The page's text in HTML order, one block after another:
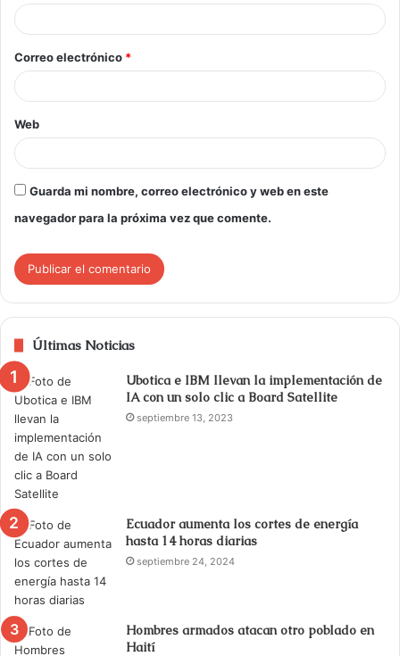
Correo electrónico *
Web
Guarda mi nombre, correo electrónico y web en este
navegador para la próxima vez que comente.
Últimas Noticias
Ubotica e IBM llevan la implementación de
IA con un solo clic a Board Satellite
septiembre 13, 2023
Ecuador aumenta los cortes de energía
hasta 14 horas diarias
septiembre 24, 2024
Hombres armados atacan otro poblado en
Haití